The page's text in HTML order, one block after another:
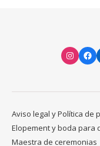
Aviso legal y Política de
Elopement y boda para
Maestra de ceremonias